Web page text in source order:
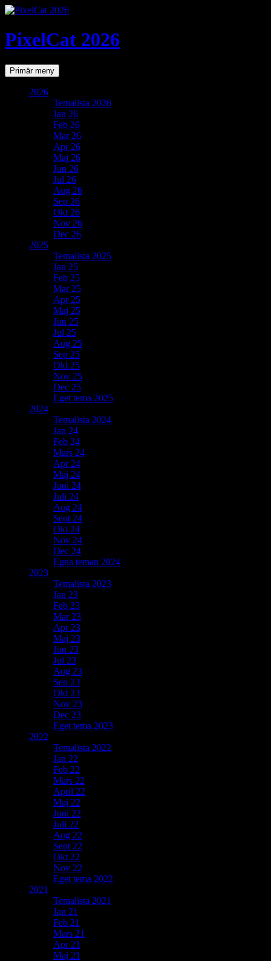
PixelCat 2026
SökPrimär meny Gå
till
2026
Temalista 2026
Jan 26
Feb 26
Mar 26
Apr 26
Maj 26
Jun 26
Jul 26
Aug 26
Sep 26
Okt 26
Nov 26
Dec 26
2025
Temalista 2025
Jan 25
Feb 25
Mar 25
Apr 25
Maj 25
Jun 25
Jul 25
Aug 25
Sep 25
Okt 25
Nov 25
Dec 25
Eget tema 2025
2024
Temalista 2024
Jan 24
Feb 24
Mars 24
Apr 24
Maj 24
Juni 24
Juli 24
Aug 24
Sept 24
Okt 24
Nov 24
Dec 24
Egna teman 2024
2023
Temalista 2023
Jan 23
Feb 23
Mar 23
Apr 23
Maj 23
Jun 23
Jul 23
Aug 23
Sep 23
Okt 23
Nov 23
Dec 23
Eget tema 2023
2022
Temalista 2022
Jan 22
Feb 22
Mars 22
April 22
Maj 22
Juni 22
Juli 22
Aug 22
Sept 22
Okt 22
Nov 22
Eget tema 2022
2021
Temalista 2021
Jan 21
Feb 21
Mars 21
Apr 21
Maj 21